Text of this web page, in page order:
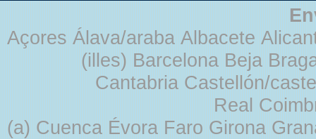
Açores Álava/araba Albacete
(illes) Barcelona Beja
Cantabria Castellón/
Real
(a) Cuenca Évora Faro Girona